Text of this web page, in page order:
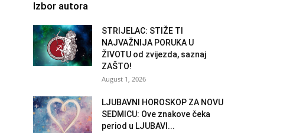
Izbor autora
STRIJELAC: STIŽE TI
NAJVAŽNIJA PORUKA U
ŽIVOTU od zvijezda, saznaj
ZAŠTO!
August 1, 2026
LJUBAVNI HOROSKOP ZA NOVU
SEDMICU: Ove znakove čeka
period u LJUBAVI...